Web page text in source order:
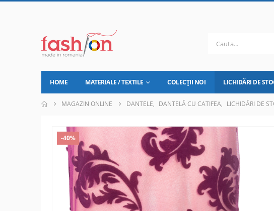
HOME MATERIALE / TEXTILE COLECȚII NOI LICHIDĂRI DE
MAGAZIN ONLINE DANTELE, DANTELĂ CU CATIFEA, LICHIDĂRI DE
-40%